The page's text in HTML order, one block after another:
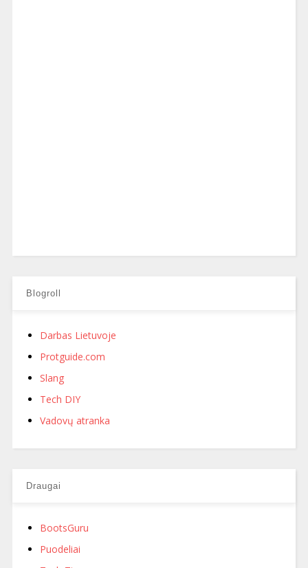
Blogroll
Darbas Lietuvoje
Protguide.com
Slang
Tech DIY
Vadovų atranka
Draugai
BootsGuru
Puodeliai